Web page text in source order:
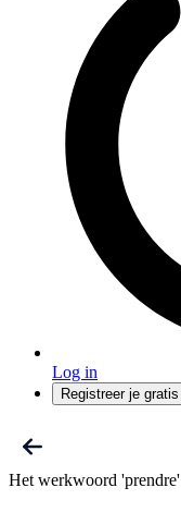
Log in
Registreer je gratis
Het werkwoord 'prendre'